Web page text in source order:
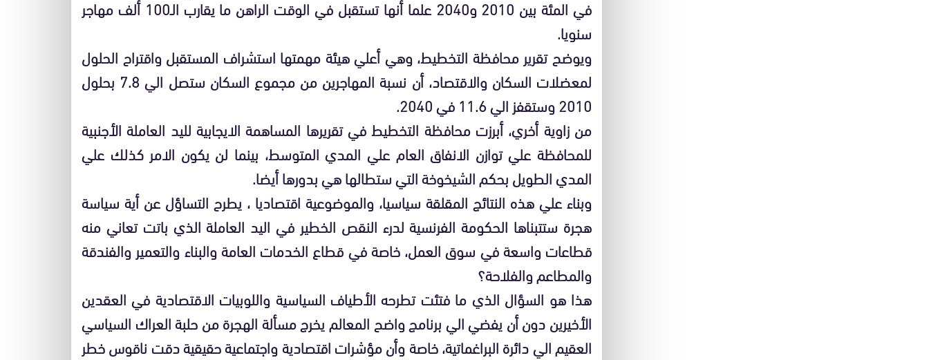
في المئة بين 2010 و2040 علما أنها تستقبل في الوقت الراهن ما يقارب الـ100 ألف مهاجر
سنويا.
ويوضح تقرير محافظة التخطيط، وهي أعلي هيئة مهمتها استشراف المستقبل واقتراح الحلول
لمعضلات السكان والاقتصاد، أن نسبة المهاجرين من مجموع السكان ستصل الي 7.8 بحلول
2010 وستقفز الي 11.6 في 2040.
من زاوية أخري، أبرزت محافظة التخطيط في تقريرها المساهمة الايجابية لليد العاملة الأجنبية
للمحافظة علي توازن الانفاق العام علي المدي المتوسط، بينما لن يكون الامر كذلك علي
المدي الطويل بحكم الشيخوخة التي ستطالها هي بدورها أيضا.
وبناء علي هذه النتائج المقلقة سياسيا، والموضوعية اقتصاديا ، يطرح التساؤل عن أية سياسة
هجرة ستتبناها الحكومة الفرنسية لدرء النقص الخطير في اليد العاملة الذي باتت تعاني منه
قطاعات واسعة في سوق العمل، خاصة في قطاع الخدمات العامة والبناء والتعمير والفندقة
والمطاعم والفلاحة؟
هذا هو السؤال الذي ما فتئت تطرحه الأطياف السياسية واللوبيات الاقتصادية في العقدين
الأخيرين دون أن يفضي الي برنامج واضح المعالم يخرج مسألة الهجرة من حلبة العراك السياسي
العقيم الي دائرة البراغماتية، خاصة وأن مؤشرات اقتصادية واجتماعية حقيقية دقت ناقوس خطر